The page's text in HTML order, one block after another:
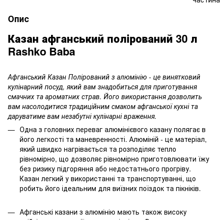
Опис
Казан афганський полірований 30 л
Rashko Baba
Афганський Казан Полірований з алюмінію - це винятковий
кулінарний посуд, який вам знадобиться для приготування
смачних та ароматних страв. Його використання дозволить
вам насолодитися традиційним смаком афганської кухні та
даруватиме вам незабутні кулінарні враження.
Одна з головних переваг алюмінієвого казану полягає в
його легкості та маневренності. Алюміній - це матеріал,
який швидко нагрівається та розподіляє тепло
рівномірно, що дозволяє рівномірно приготовлювати їжу
без ризику підгоряння або недостатнього прогріву.
Казан легкий у використанні та транспортуванні, що
робить його ідеальним для виїзних поїздок та пікніків.
Афганські казани з алюмінію мають також високу